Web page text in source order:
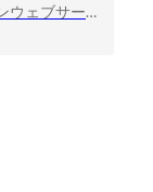
アマゾンウェブサービスジャパン合同会社, Developer Relations Machine Learning